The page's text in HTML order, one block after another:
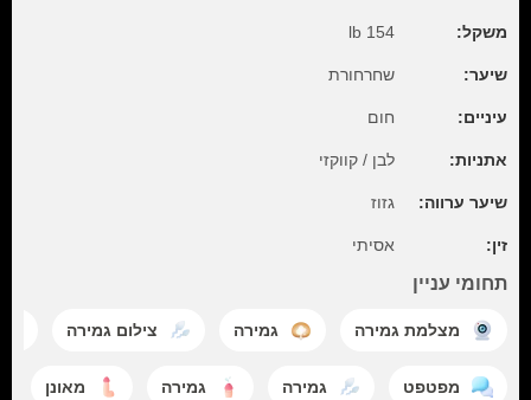
משקל: 154 lb
שיער: שחרחורת
עיניים: חום
אתניות: לבן / קווקזי
שיער ערווה: גזוז
זין: אסיתי
תחומי עניין
מצלמת גמירה גמירה צילום גמירה
מפטפט גמירה גמירה מאונן